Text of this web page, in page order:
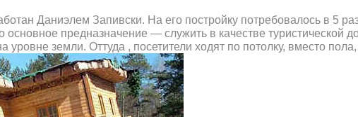
Даниэлем Запивски. На его постройку потребовалось в 5
предназначение — служить в качестве туристической
земли. Оттуда , посетители ходят по потолку, вместо